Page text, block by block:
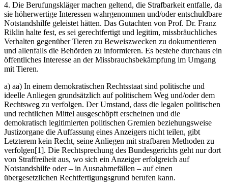
4. Die Berufungskläger machen geltend, die Strafbarkeit entfalle, da
sie höherwertige Interessen wahrgenommen und/oder entschuldbare
Notstandshilfe geleistet hätten. Das Gutachten von Prof. Dr. Franz
Riklin halte fest, es sei gerechtfertigt und legitim, missbräuchliches
Verhalten gegenüber Tieren zu Beweiszwecken zu dokumentieren
und allenfalls die Behörden zu informieren. Es bestehe durchaus ein
öffentliches Interesse an der Missbrauchsbekämpfung im Umgang
mit Tieren.
a) aa) In einem demokratischen Rechtsstaat sind politische und
ideelle Anliegen grundsätzlich auf politischem Weg und/oder dem
Rechtsweg zu verfolgen. Der Umstand, dass die legalen politischen
und rechtlichen Mittel ausgeschöpft erscheinen und die
demokratisch legitimierten politischen Gremien beziehungsweise
Justizorgane die Auffassung eines Anzeigers nicht teilen, gibt
Letzterem kein Recht, seine Anliegen mit strafbaren Methoden zu
verfolgen[1]. Die Rechtsprechung des Bundesgerichts geht nur dort
von Straffreiheit aus, wo sich ein Anzeiger erfolgreich auf
Notstandshilfe oder – in Ausnahmefällen – auf einen
übergesetzlichen Rechtfertigungsgrund berufen kann.